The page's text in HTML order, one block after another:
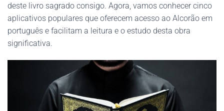
deste livro sagrado consigo. Agora, vamos conhecer cinco
aplicativos populares que oferecem acesso ao Alcorão em
português e facilitam a leitura e o estudo desta obra
significativa.